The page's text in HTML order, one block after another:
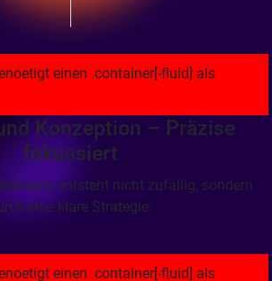
Konzeption – Präzise
fokussiert
entsteht nicht zufällig, sondern
eine klare Strategie: